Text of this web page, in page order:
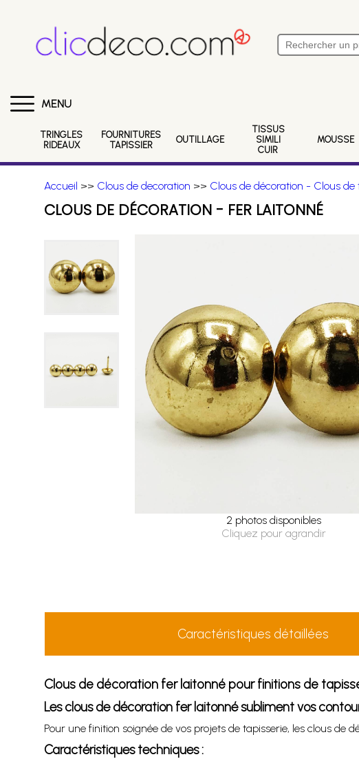
MENU
TRINGLES
RIDEAUX
FOURNITURES
TAPISSIER
OUTILLAGE
TISSUS
SIMILI
CUIR
MOUSSE
Accueil >> Clous de decoration >> Clous de décoration - Clous de
CLOUS DE DÉCORATION - FER LAITONNÉ
2 photos disponibles
Cliquez pour agrandir
Caractéristiques détaillées
Clous de décoration fer laitonné pour finitions de
Les clous de décoration fer laitonné subliment vos
Pour une finition soignée de vos projets de tapisserie, les clous de
Caractéristiques techniques :